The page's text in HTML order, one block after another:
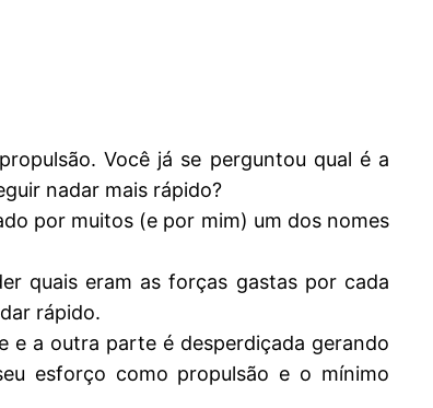
Você já se perguntou qual é a
nadar mais rápido?
por muitos (e por mim) um dos nomes
quais eram as forças gastas por cada
rápido.
e a outra parte é desperdiçada gerando
esforço como propulsão e o mínimo